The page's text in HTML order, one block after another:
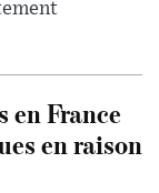
France
en raison